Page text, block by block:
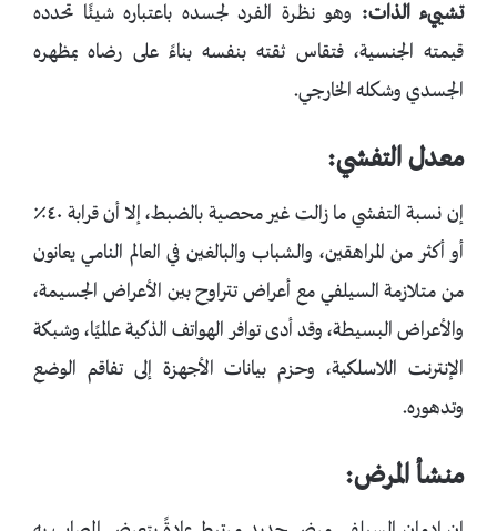
تشييء الذات: وهو نظرة الفرد لجسده باعتباره شيئًا تحدده
قيمته الجنسية، فتقاس ثقته بنفسه بناءً على رضاه بمظهره
الجسدي وشكله الخارجي.
معدل التفشي:
إن نسبة التفشي ما زالت غير محصية بالضبط، إلا أن قرابة ٤٠٪
أو أكثر من المراهقين، والشباب والبالغين في العالم النامي يعانون
من متلازمة السيلفي مع أعراض تتراوح بين الأعراض الجسيمة،
والأعراض البسيطة، وقد أدى توافر الهواتف الذكية عالميًا، وشبكة
الإنترنت اللاسلكية، وحزم بيانات الأجهزة إلى تفاقم الوضع
وتدهوره.
منشأ المرض: